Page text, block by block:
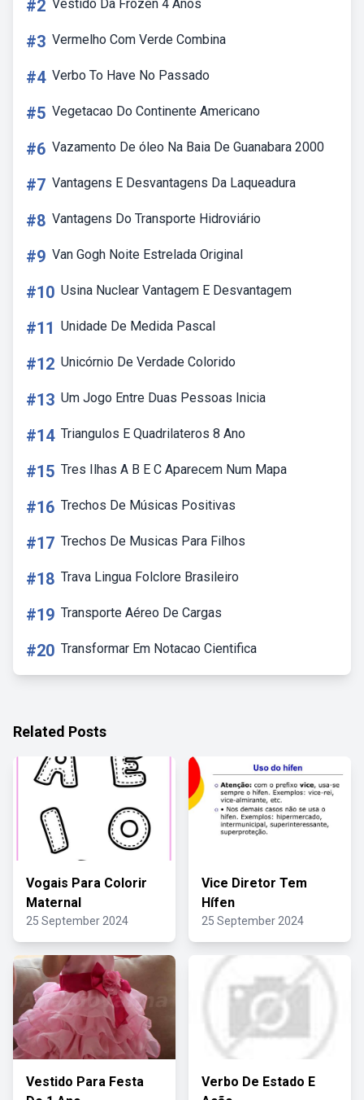
#2 Vestido Da Frozen 4 Anos
#3 Vermelho Com Verde Combina
#4 Verbo To Have No Passado
#5 Vegetacao Do Continente Americano
#6 Vazamento De óleo Na Baia De Guanabara 2000
#7 Vantagens E Desvantagens Da Laqueadura
#8 Vantagens Do Transporte Hidroviário
#9 Van Gogh Noite Estrelada Original
#10 Usina Nuclear Vantagem E Desvantagem
#11 Unidade De Medida Pascal
#12 Unicórnio De Verdade Colorido
#13 Um Jogo Entre Duas Pessoas Inicia
#14 Triangulos E Quadrilateros 8 Ano
#15 Tres Ilhas A B E C Aparecem Num Mapa
#16 Trechos De Músicas Positivas
#17 Trechos De Musicas Para Filhos
#18 Trava Lingua Folclore Brasileiro
#19 Transporte Aéreo De Cargas
#20 Transformar Em Notacao Cientifica
Related Posts
Vogais Para Colorir
Maternal
25 September 2024
Vice Diretor Tem
Hífen
25 September 2024
Vestido Para Festa
Verbo De Estado E